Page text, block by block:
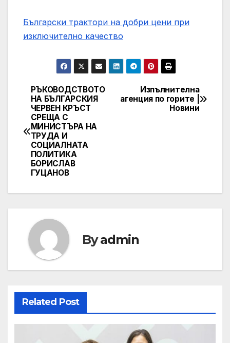
Български трактори на добри цени при
изключително качество
Post
navigation
Изпълнителна
агенция по горите |
Новини
РЪКОВОДСТВОТО
НА БЪЛГАРСКИЯ
ЧЕРВЕН КРЪСТ
СРЕЩА С
МИНИСТЪРА НА
ТРУДА И
СОЦИАЛНАТА
ПОЛИТИКА
БОРИСЛАВ
ГУЦАНОВ
Byadmin
Related Post